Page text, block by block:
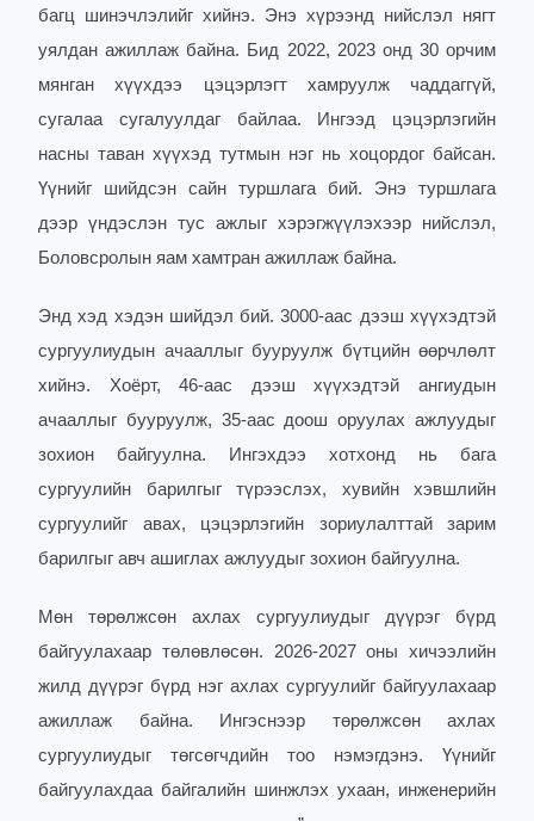
багц шинэчлэлийг хийнэ. Энэ хүрээнд нийслэл нягт
уялдан ажиллаж байна. Бид 2022, 2023 онд 30 орчим
мянган хүүхдээ цэцэрлэгт хамруулж чаддаггүй,
сугалаа сугалуулдаг байлаа. Ингээд цэцэрлэгийн
насны таван хүүхэд тутмын нэг нь хоцордог байсан.
Үүнийг шийдсэн сайн туршлага бий. Энэ туршлага
дээр үндэслэн тус ажлыг хэрэгжүүлэхээр нийслэл,
Боловсролын яам хамтран ажиллаж байна.
Энд хэд хэдэн шийдэл бий. 3000-аас дээш хүүхэдтэй
сургуулиудын ачааллыг бууруулж бүтцийн өөрчлөлт
хийнэ. Хоёрт, 46-аас дээш хүүхэдтэй ангиудын
ачааллыг бууруулж, 35-аас доош оруулах ажлуудыг
зохион байгуулна. Ингэхдээ хотхонд нь бага
сургуулийн барилгыг түрээслэх, хувийн хэвшлийн
сургуулийг авах, цэцэрлэгийн зориулалттай зарим
барилгыг авч ашиглах ажлуудыг зохион байгуулна.
Мөн төрөлжсөн ахлах сургуулиудыг дүүрэг бүрд
байгуулахаар төлөвлөсөн. 2026-2027 оны хичээлийн
жилд дүүрэг бүрд нэг ахлах сургуулийг байгуулахаар
ажиллаж байна. Ингэснээр төрөлжсөн ахлах
сургуулиудыг төгсөгчдийн тоо нэмэгдэнэ. Үүнийг
байгуулахдаа байгалийн шинжлэх ухаан, инженерийн